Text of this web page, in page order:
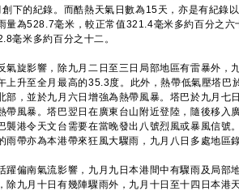
創下的紀錄。而酷熱天氣日數為15天，亦是有紀錄
量為528.7毫米，較正常值321.4毫米多約百分之
毫米多約百分之十二。
旋影響，除九月二日至三日局部地區有雷暴外，
上升至全月最高的35.3度。此外，熱帶低氣壓塔巴
部，並於九月六日增強為熱帶風暴。塔巴於九月七
帶風暴。塔巴翌日在廣東台山附近登陸，隨後移入
襲港令天文台需要在當晚發出八號烈風或暴風信號
雨帶亦為本港帶來狂風大驟雨，九月八日多處地區
偏南氣流影響，九月九日本港間中有驟雨及局部
除九月十日有幾陣驟雨外，九月十日至十四日本港